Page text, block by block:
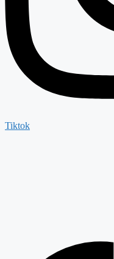
Tiktok